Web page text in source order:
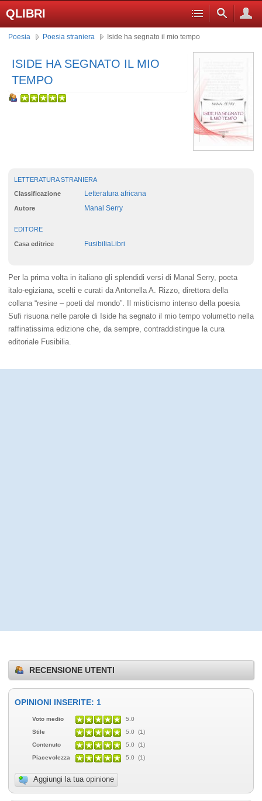
QLIBRI
Poesia Poesia straniera Iside ha segnato il mio tempo
ISIDE HA SEGNATO IL MIO
TEMPO
LETTERATURA STRANIERA
Classificazione Letteratura africana
Autore Manal Serry
EDITORE
Casa editrice FusibiliaLibri
Per la prima volta in italiano gli splendidi versi di Manal Serry, poeta
italo-egiziana, scelti e curati da Antonella A. Rizzo, direttora della
collana “resine – poeti dal mondo”. Il misticismo intenso della poesia
Sufi risuona nelle parole di Iside ha segnato il mio tempo volumetto nella
raffinatissima edizione che, da sempre, contraddistingue la cura
editoriale Fusibilia.
RECENSIONE UTENTI
OPINIONI INSERITE: 1
Voto medio
5.0
Stile
5.0 (1)
Contenuto
5.0 (1)
Piacevolezza
5.0 (1)
Aggiungi la tua opinione